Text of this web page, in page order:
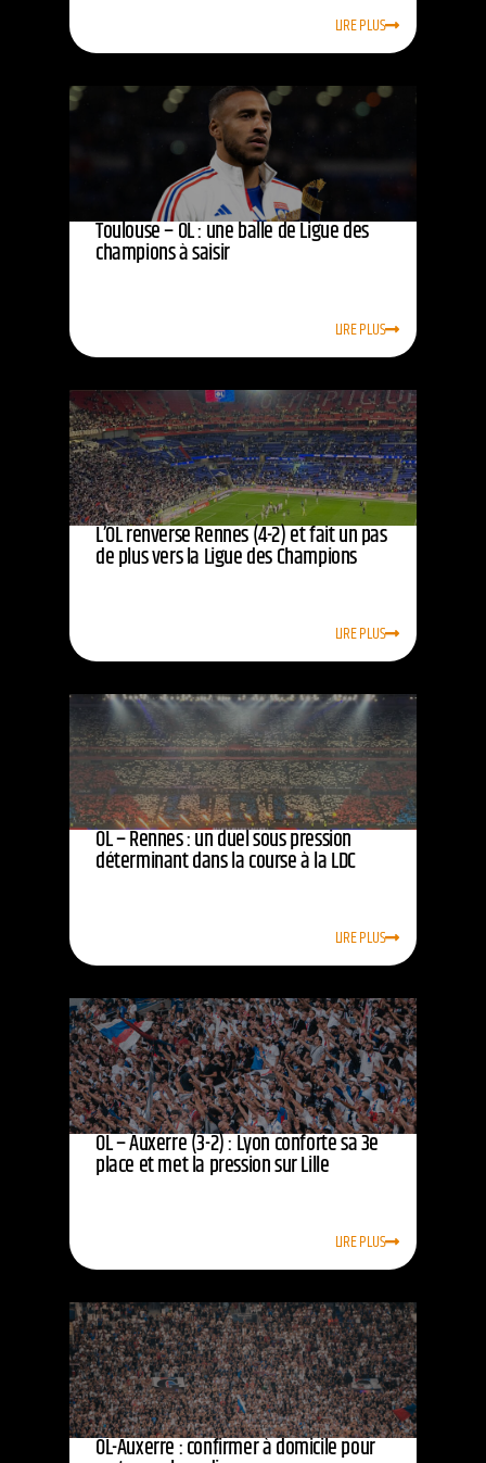
LIRE PLUS
Toulouse – OL : une balle de Ligue des
champions à saisir
LIRE PLUS
L’OL renverse Rennes (4-2) et fait un pas
de plus vers la Ligue des Champions
LIRE PLUS
OL – Rennes : un duel sous pression
déterminant dans la course à la LDC
LIRE PLUS
OL – Auxerre (3-2) : Lyon conforte sa 3e
place et met la pression sur Lille
LIRE PLUS
OL-Auxerre : confirmer à domicile pour